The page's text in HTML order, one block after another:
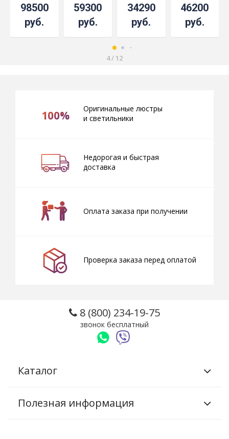
№12
журавлик
98500
руб.
мрамора
Баден
№5/1
59300
руб.
бронзу
Чайная
34290
руб.
46200
руб.
4/ 12
100%
Оригинальные люстры
и светильники
Недорогая и быстрая
доставка
Оплата заказа при получении
Проверка заказа перед оплатой
8 (800) 234-19-75
звонок бесплатный
Каталог
Полезная информация